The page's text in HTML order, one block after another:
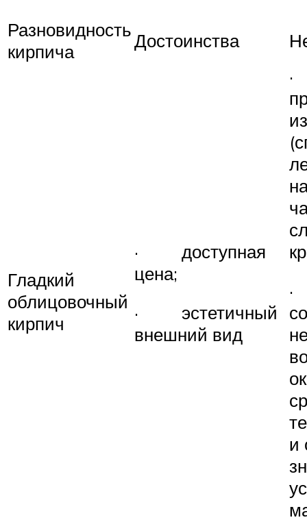
Разновидность
кирпича
Достоинства
Гладкий
облицовочный
кирпич
· доступная
цена;
· эстетичный
внешний вид
и